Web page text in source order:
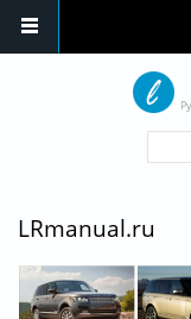
LRmanual.ru